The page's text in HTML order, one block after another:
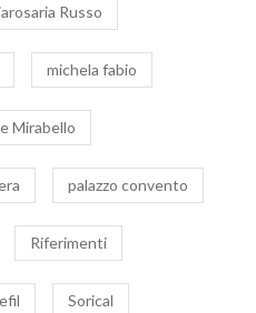
Russo
michela fabio
Mirabello
palazzo convento
Riferimenti
Sorical